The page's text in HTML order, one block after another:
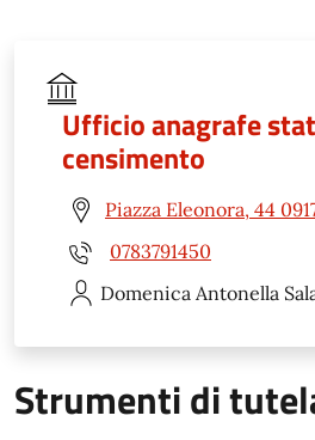
Ufficio anagrafe
censimento
Piazza Eleonora, 44
0783791450
Domenica Antonella
Strumenti di